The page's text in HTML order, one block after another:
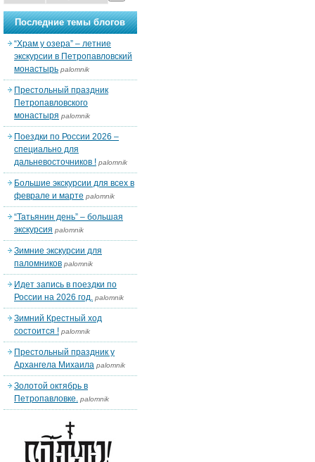
Последние темы блогов
“Храм у озера” – летние
экскурсии в Петропавловский
монастырь palomnik
Престольный праздник
Петропавловского
монастыря palomnik
Поездки по России 2026 –
специально для
дальневосточников ! palomnik
Большие экскурсии для всех в
феврале и марте palomnik
“Татьянин день” – большая
экскурсия palomnik
Зимние экскурсии для
паломников palomnik
Идет запись в поездки по
России на 2026 год. palomnik
Зимний Крестный ход
состоится ! palomnik
Престольный праздник у
Архангела Михаила palomnik
Золотой октябрь в
Петропавловке. palomnik